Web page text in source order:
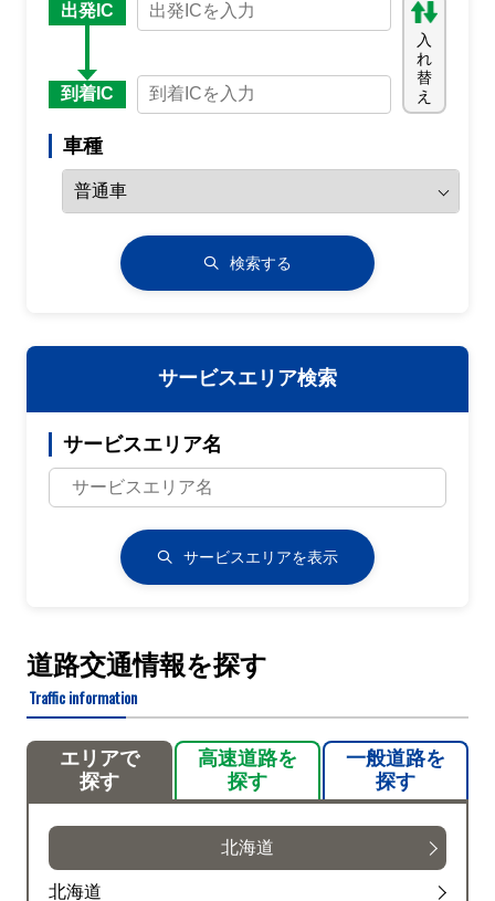
出発IC
到着IC
入
れ
替
え
車種
検索する
サービスエリア検索
サービスエリア名
サービスエリアを表示
道路交通情報を探す
Traffic information
エリアで
探す
高速道路を
探す
一般道路を
探す
北海道
北海道